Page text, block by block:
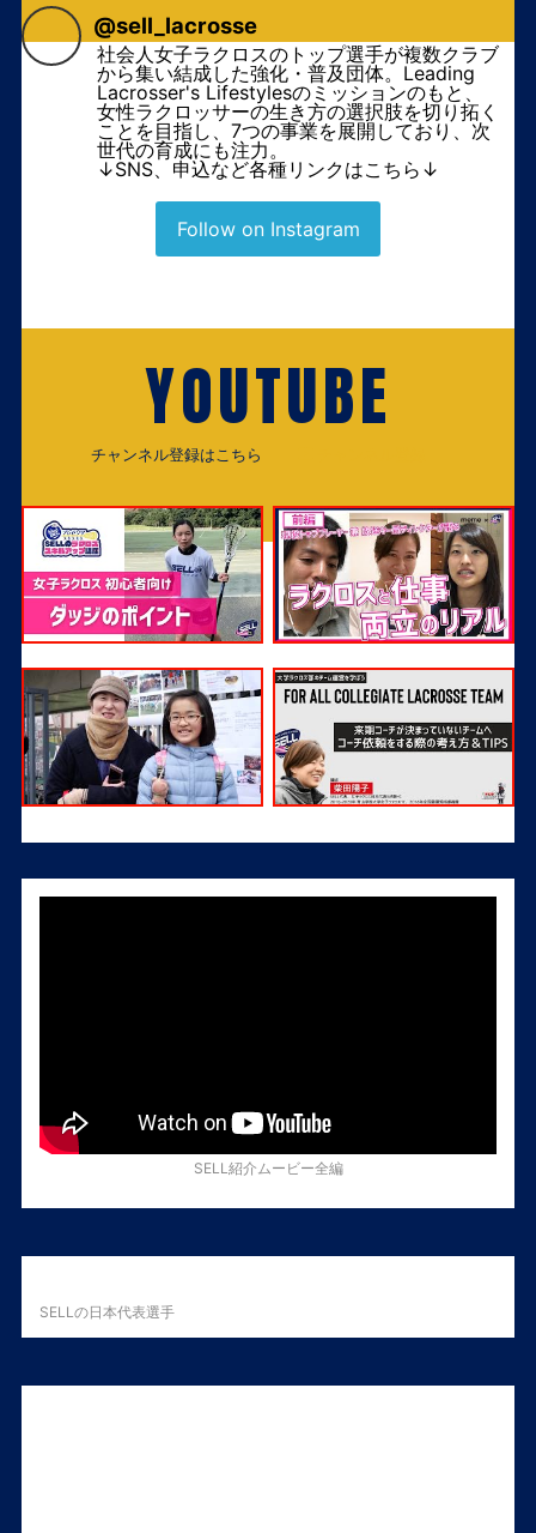
@sell_lacrosse
社会人女子ラクロスのトップ選手が複数クラブ
から集い結成した強化・普及団体。Leading
Lacrosser's Lifestylesのミッションのもと、
女性ラクロッサーの生き方の選択肢を切り拓く
ことを目指し、7つの事業を展開しており、次
世代の育成にも注力。
↓SNS、申込など各種リンクはこちら↓
Follow on Instagram
YOUTUBE
チャンネル登録はこちら
SELL紹介ムービー全編
SELLの日本代表選手